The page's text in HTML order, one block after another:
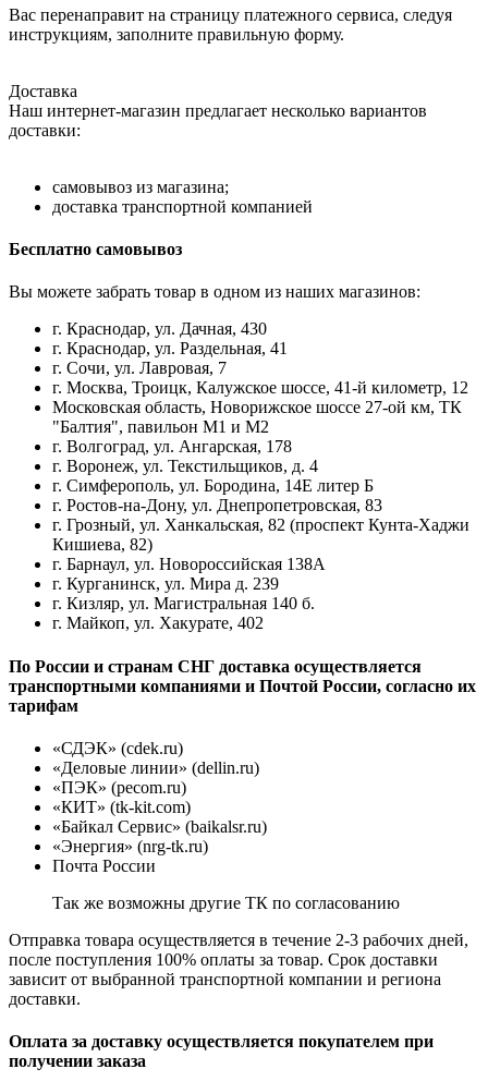
Вас перенаправит на страницу платежного сервиса, следуя
инструкциям, заполните правильную форму.
Доставка
Наш интернет-магазин предлагает несколько вариантов
доставки:
самовывоз из магазина;
доставка транспортной компанией
Бесплатно самовывоз
Вы можете забрать товар в одном из наших магазинов:
г. Краснодар, ул. Дачная, 430
г. Краснодар, ул. Раздельная, 41
г. Сочи, ул. Лавровая, 7
г. Москва, Троицк, Калужское шоссе, 41-й километр, 12
Московская область, Новорижское шоссе 27-ой км, ТК
"Балтия", павильон М1 и М2
г. Волгоград, ул. Ангарская, 178
г. Воронеж, ул. Текстильщиков, д. 4
г. Симферополь, ул. Бородина, 14Е литер Б
г. Ростов-на-Дону, ул. Днепропетровская, 83
г. Грозный, ул. Ханкальская, 82 (проспект Кунта-Хаджи
Кишиева, 82)
г. Барнаул, ул. Новороссийская 138А
г. Курганинск, ул. Мира д. 239
г. Кизляр, ул. Магистральная 140 б.
г. Майкоп, ул. Хакурате, 402
По России и странам СНГ доставка осуществляется
транспортными компаниями и Почтой России, согласно их
тарифам
«СДЭК» (cdek.ru)
«Деловые линии» (dellin.ru)
«ПЭК» (pecom.ru)
«КИТ» (tk-kit.com)
«Байкал Сервис» (baikalsr.ru)
«Энергия» (nrg-tk.ru)
Почта России
Так же возможны другие ТК по согласованию
Отправка товара осуществляется в течение 2-3 рабочих дней,
после поступления 100% оплаты за товар. Срок доставки
зависит от выбранной транспортной компании и региона
доставки.
Оплата за доставку осуществляется покупателем при
получении заказа